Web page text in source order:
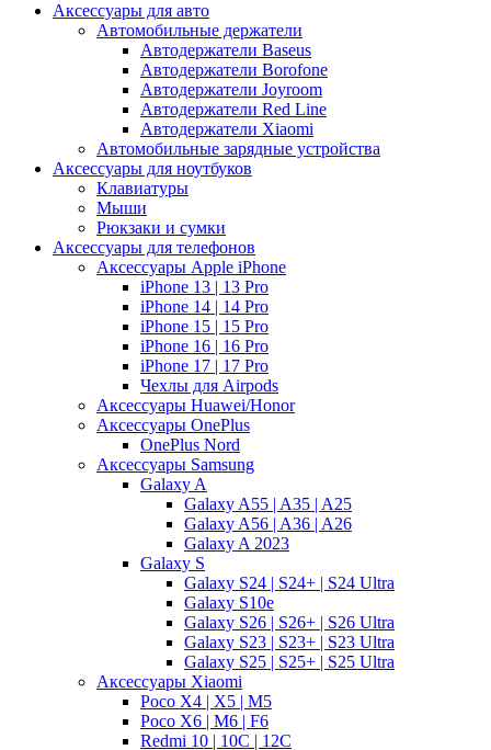
Аксессуары для авто
Автомобильные держатели
Автодержатели Baseus
Автодержатели Borofone
Автодержатели Joyroom
Автодержатели Red Line
Автодержатели Xiaomi
Автомобильные зарядные устройства
Аксессуары для ноутбуков
Клавиатуры
Мыши
Рюкзаки и сумки
Аксессуары для телефонов
Аксессуары Apple iPhone
iPhone 13 | 13 Pro
iPhone 14 | 14 Pro
iPhone 15 | 15 Pro
iPhone 16 | 16 Pro
iPhone 17 | 17 Pro
Чехлы для Airpods
Аксессуары Huawei/Honor
Аксессуары OnePlus
OnePlus Nord
Аксессуары Samsung
Galaxy A
Galaxy A55 | A35 | A25
Galaxy A56 | A36 | A26
Galaxy A 2023
Galaxy S
Galaxy S24 | S24+ | S24 Ultra
Galaxy S10e
Galaxy S26 | S26+ | S26 Ultra
Galaxy S23 | S23+ | S23 Ultra
Galaxy S25 | S25+ | S25 Ultra
Аксессуары Xiaomi
Poco X4 | X5 | M5
Poco X6 | M6 | F6
Redmi 10 | 10C | 12C